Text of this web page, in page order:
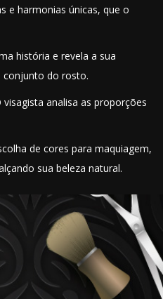
e harmonias únicas, que o
história e revela a sua
conjunto do rosto.
analisa as proporções
de cores para maquiagem,
sua beleza natural.